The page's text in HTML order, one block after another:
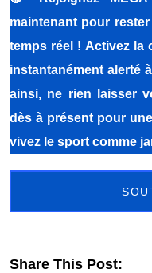
maintenant pour
temps réel ! Activez la
instantanément alerté
ainsi, ne rien laisser
dès à présent pour
vivez le sport comme
Share This Post: